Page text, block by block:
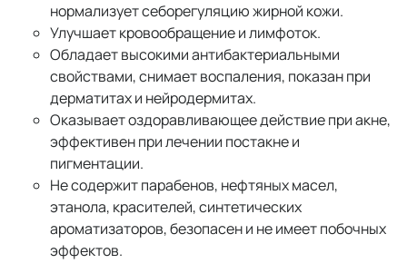
нормализует себорегуляцию жирной кожи.
Улучшает кровообращение и лимфоток.
Обладает высокими антибактериальными
свойствами, снимает воспаления, показан при
дерматитах и нейродермитах.
Оказывает оздоравливающее действие при акне,
эффективен при лечении постакне и
пигментации.
Не содержит парабенов, нефтяных масел,
этанола, красителей, синтетических
ароматизаторов, безопасен и не имеет побочных
эффектов.